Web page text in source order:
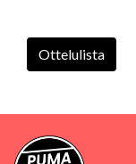
Ottelulista